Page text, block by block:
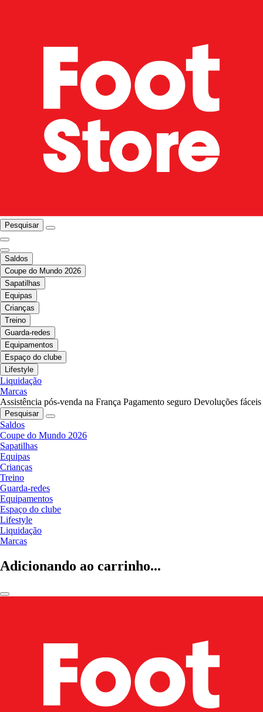
Pesquisar
Saldos
Coupe do Mundo 2026
Sapatilhas
Equipas
Crianças
Treino
Guarda-redes
Equipamentos
Espaço do clube
Lifestyle
Liquidação
Marcas
Assistência pós-venda na França Pagamento seguro Devoluções fáceis
Pesquisar
Saldos
Coupe do Mundo 2026
Sapatilhas
Equipas
Crianças
Treino
Guarda-redes
Equipamentos
Espaço do clube
Lifestyle
Liquidação
Marcas
Adicionando ao carrinho...